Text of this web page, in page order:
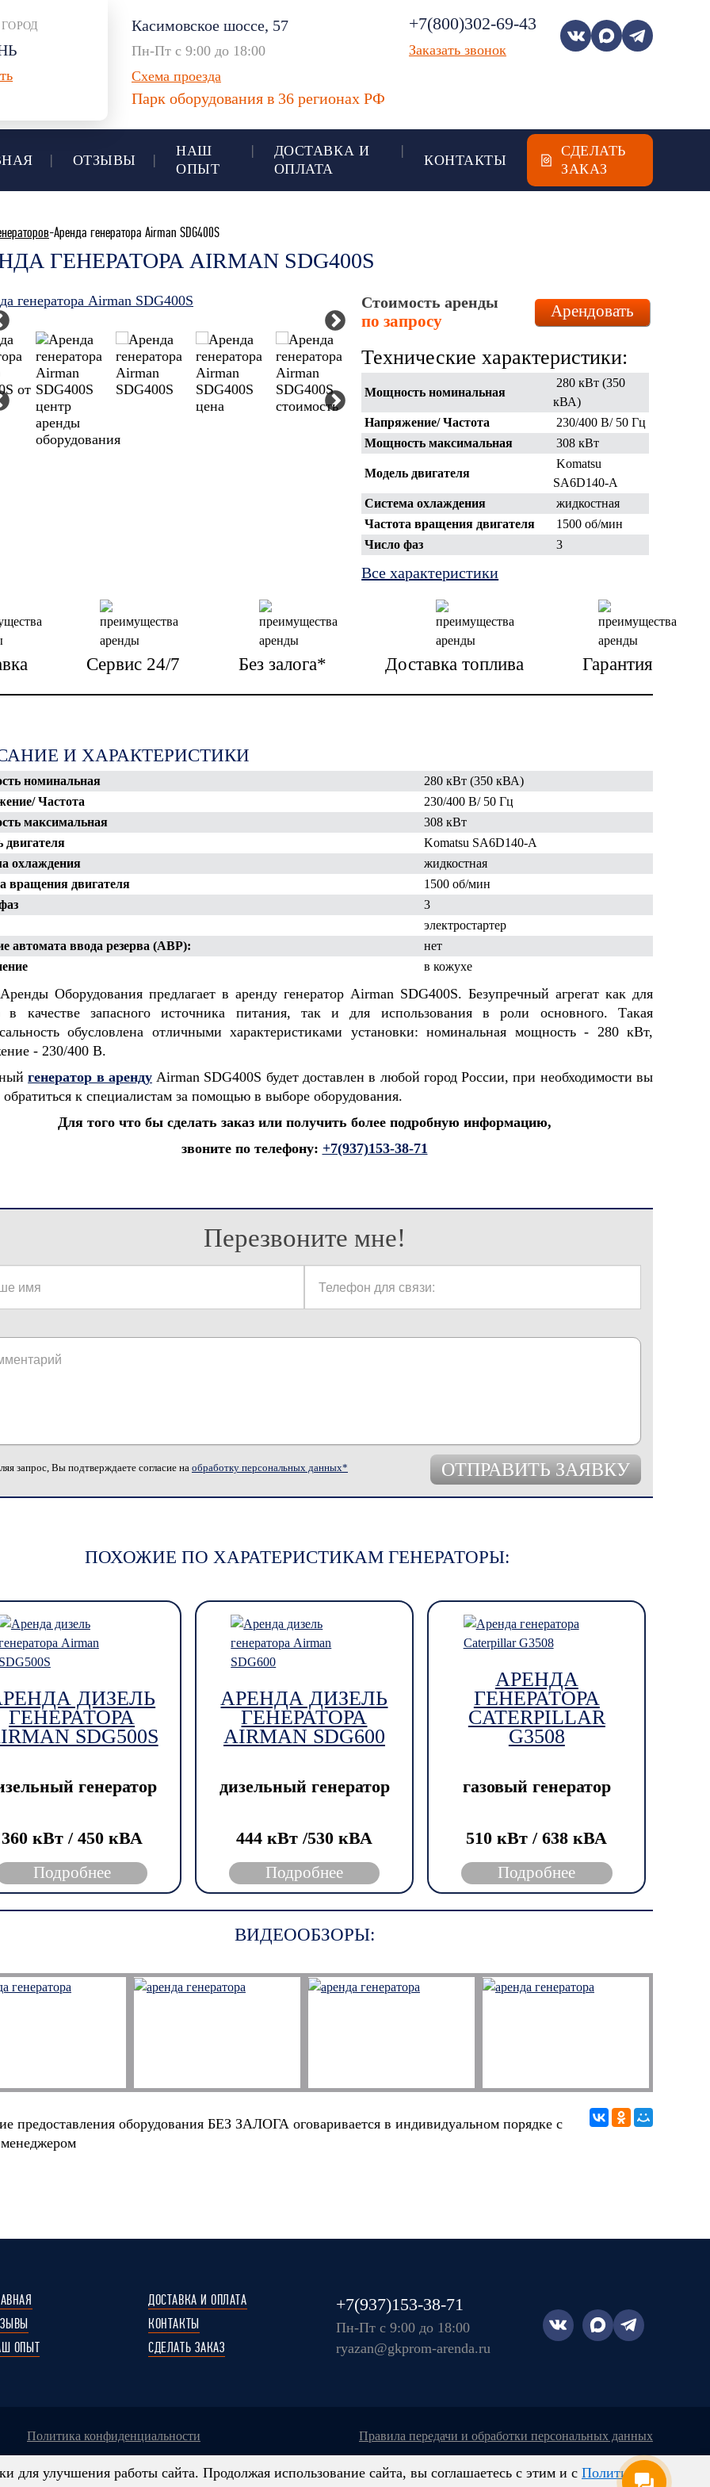
Касимовское шоссе, 57
Пн-Пт с 9:00 до 18:00
Схема проезда
Парк оборудования в 36 регионах РФ
+7(800)302-69-43
Заказать звонок
ОТЗЫВЫ
НАШ
ОПЫТ
ДОСТАВКА И
ОПЛАТА
КОНТАКТЫ
СДЕЛАТЬ
ЗАКАЗ
"Тиссен
Южного
2
"Нефтегазстройинвест"
-Аренда генератора Airman SDG400S
ГЕНЕРАТОРА AIRMAN SDG400S
Стоимость аренды
по запросу
Арендовать
Технические характеристики:
Мощность номинальная
280 кВт (350
кВА)
Напряжение/ Частота
230/400 В/ 50 Гц
Мощность максимальная
308 кВт
Модель двигателя
Komatsu
SA6D140-A
Система охлаждения
жидкостная
Частота вращения двигателя
1500 об/мин
Число фаз
3
Пуск
Наличие автомата ввода
резерва (АВР):
в кожухе
Все характеристики
Сервис 24/7 Без залога* Доставка топлива Гарантия
И ХАРАКТЕРИСТИКИ
номинальная
280 кВт (350 кВА)
Частота
230/400 В/ 50 Гц
максимальная
308 кВт
двигателя
Komatsu SA6D140-A
охлаждения
жидкостная
вращения двигателя
1500 об/мин
3
электростартер
автомата ввода резерва (АВР):
нет
в кожухе
Оборудования предлагает в аренду генератор Airman SDG400S. Безупречный агрегат как для
в качестве запасного источника питания, так и для использования в роли основного. Такая
обусловлена отличными характеристиками установки: номинальная мощность - 280 кВт,
- 230/400 В.
генератор в арендуAirman SDG400S будет доставлен в любой город России, при необходимости вы
к специалистам за помощью в выборе оборудования.
Для того что бы сделать заказ или получить более подробную информацию,
звоните по телефону: +7(937)153-38-71
Перезвоните мне!
запрос, Вы подтверждаете согласие на обработку персональных данных*
ПОХОЖИЕ ПО ХАРАТЕРИСТИКАМ ГЕНЕРАТОРЫ:
ДИЗЕЛЬ
ГЕНЕРАТОРА
SDG500S
генератор
360 кВт / 450 кВА
Подробнее
АРЕНДА ДИЗЕЛЬ
ГЕНЕРАТОРА
AIRMAN SDG600
дизельный генератор
444 кВт /530 кВА
Подробнее
АРЕНДА
ГЕНЕРАТОРА
CATERPILLAR
G3508
газовый генератор
510 кВт / 638 кВА
Подробнее
ВИДЕООБЗОРЫ:
предоставления оборудования БЕЗ ЗАЛОГА оговаривается в индивидуальном порядке с
ОПЫТ
ДОСТАВКА И ОПЛАТА
КОНТАКТЫ
СДЕЛАТЬ ЗАКАЗ
+7(937)153-38-71
Пн-Пт с 9:00 до 18:00
ryazan@gkprom-arenda.ru
политика конфиденциальности правила передачи и обработки персональных данных
информационный характер, являются ориентировочными и могут отличаться от действительных
для улучшения работы сайта. Продолжая использование сайта, вы соглашаетесь с этим и с Политикой